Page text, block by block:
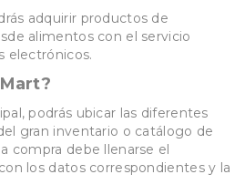
adquirir productos de
alimentos con el servicio
electrónicos.
podrás ubicar las diferentes
gran inventario o catálogo de
compra debe llenarse el
los datos correspondientes y la